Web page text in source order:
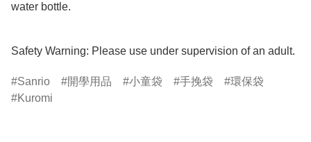
water bottle.
Safety Warning: Please use under supervision of an adult.
Sanrio 開學用品 小童袋 手挽袋
環保袋
Kuromi